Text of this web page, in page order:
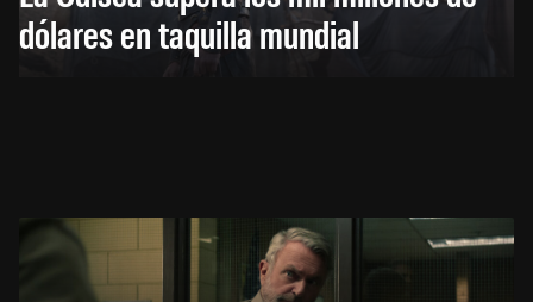
dólares en taquilla mundial